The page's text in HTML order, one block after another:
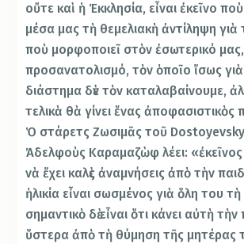
οὔτε καὶ ἡ Ἐκκλησία, εἶναι ἐκεῖνο
μέσα μας τὴ θεμελιακὴ ἀντίληψη γιὰ
ποὺ μορφοποιεῖ στὸν ἐσωτερικό
προσανατολισμό, τὸν ὁποῖο ἴσως
διάστημα δὲν τὸν καταλαβαίνουμε,
τελικὰ θὰ γίνει ἕνας
Ὁ στάρετς Ζωσιμᾶς τοῦ
Ἀδελφοὺς Καραμαζὼφ λέει:
νὰ ἔχει καλὲς ἀναμνήσεις ἀπὸ τὴν
ἡλικία εἶναι σωσμένος γιὰ ὅλη του
σημαντικὸ δὲ εἶναι ὅτι κάνει αὐτὴ
ὕστερα ἀπὸ τὴ θύμηση τῆς μητέρας